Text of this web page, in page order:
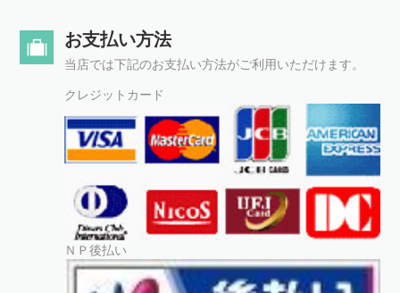
お支払い方法
当店では下記のお支払い方法がご利用いただけます。
クレジットカード
ＮＰ後払い